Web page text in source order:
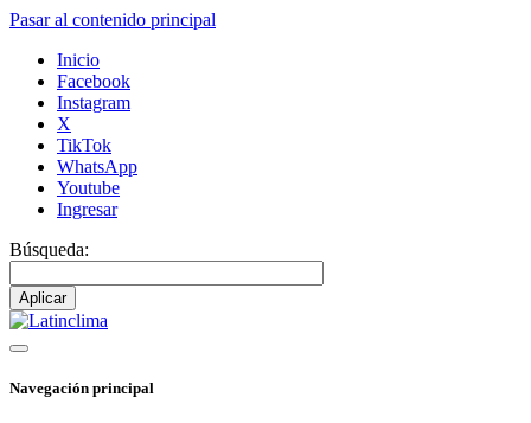
Pasar al contenido principal
Inicio
Facebook
Instagram
X
TikTok
WhatsApp
Youtube
Ingresar
Búsqueda:
Navegación principal